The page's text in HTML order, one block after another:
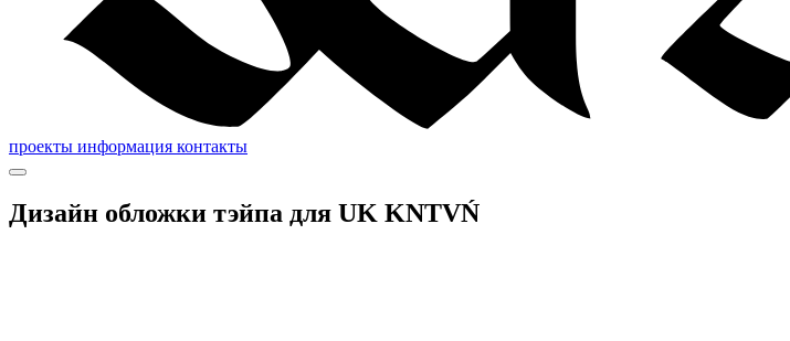
проекты информация контакты
Дизайн обложки тэйпа для UK KNTVŃ